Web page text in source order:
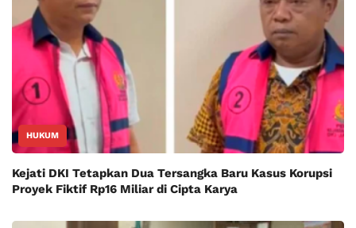
HUKUM
Kejati DKI Tetapkan Dua Tersangka Baru Kasus Korupsi
Proyek Fiktif Rp16 Miliar di Cipta Karya